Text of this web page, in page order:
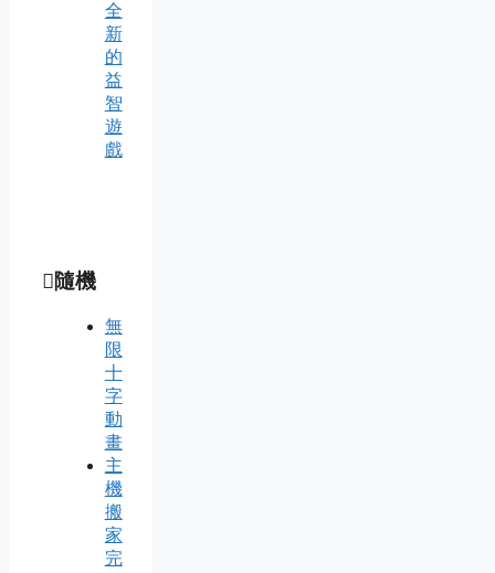
全
新
的
益
智
遊
戲
隨機
無
限
十
字
動
畫
主
機
搬
家
完